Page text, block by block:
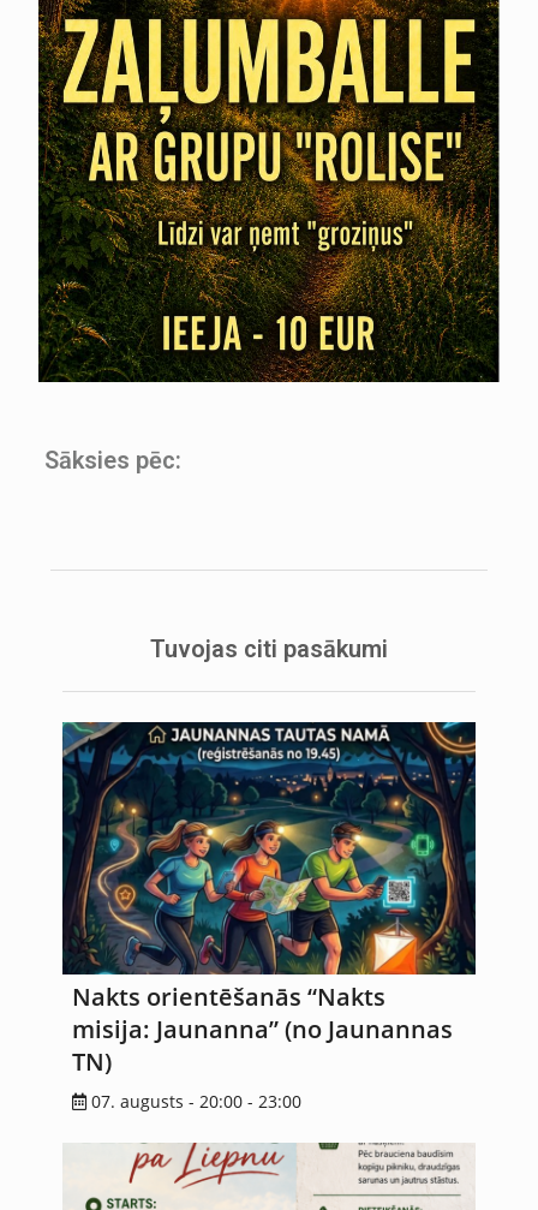
Sāksies pēc:
Tuvojas citi pasākumi
Nakts orientēšanās “Nakts
misija: Jaunanna” (no Jaunannas
TN)
07. augusts - 20:00 -23:00